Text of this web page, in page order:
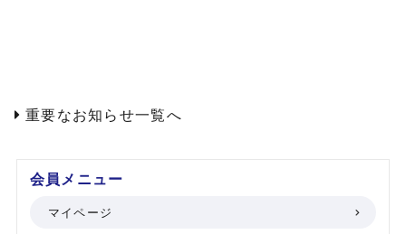
会員メニュー
マイページ